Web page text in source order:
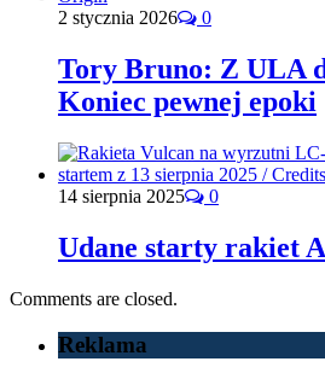
2 stycznia 2026 0
Tory Bruno: Z ULA
Koniec pewnej epoki
14 sierpnia 2025 0
Udane starty rakiet
Comments are closed.
Reklama